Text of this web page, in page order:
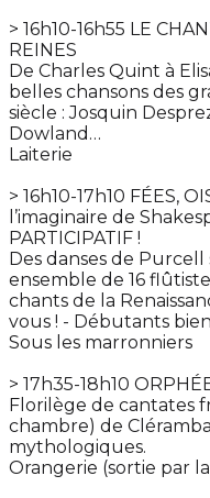
> 16h10-16h55 LE
REINES
De Charles Quint à
belles chansons des
siècle : Josquin
Dowland…
Laiterie
> 16h10-17h10 FÉES,
l’imaginaire de
PARTICIPATIF !
Des danses de
ensemble de 16
chants de la
vous ! - Débutants
Sous les marronniers
> 17h35-18h10
Florilège de cantates
chambre) de
mythologiques.
Orangerie (sortie par